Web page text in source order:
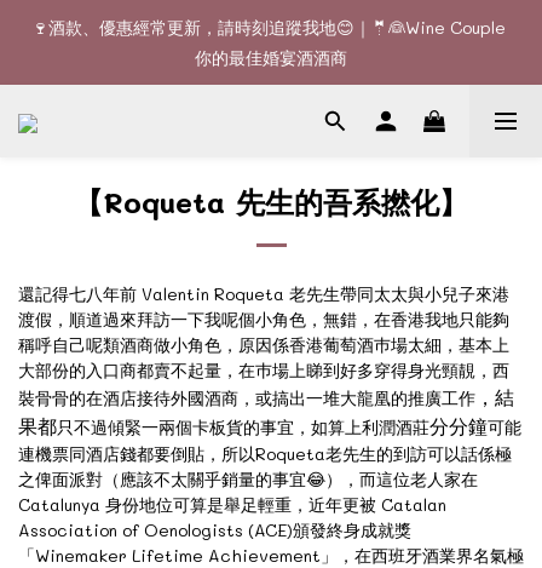
🚚全單滿$1200或6支可享免費送貨 (香港)｜🆕全新澳門送貨服務
(詳情請查詢)
🍷酒款、優惠經常更新，請時刻追蹤我地😊｜🤵👰Wine Couple
你的最佳婚宴酒酒商
🚚全單滿$1200或6支可享免費送貨 (香港)｜🆕全新澳門送貨服務
【Roqueta 先生的吾系撚化】
還記得七八年前 Valentin Roqueta 老先生帶同太太與小兒子來港
渡假，順道過來拜訪一下我呢個小角色，無錯，在香港我地只能夠
稱呼自己呢類酒商做小角色，原因係香港葡萄酒巿場太細，基本上
大部份的入口商都賣不起量，在巿場上睇到好多穿得身光頸靚，西
裝骨骨的在酒店接待外國酒商，或搞出一堆大龍凰的推廣工作 ，結
果都只不過傾緊一兩個卡板貨的事宜，如算上利潤酒莊分分鐘可能
連機票同酒店錢都要倒貼，所以Roqueta老先生的到訪可以話係極
之俾面派對（應該不太關乎銷量的事宜😂），而這位老人家在
Catalunya 身份地位可算是舉足輕重，近年更被 Catalan
Association of Oenologists (ACE)頒發終身成就獎
「Winemaker Lifetime Achievement」，在西班牙酒業界名氣極